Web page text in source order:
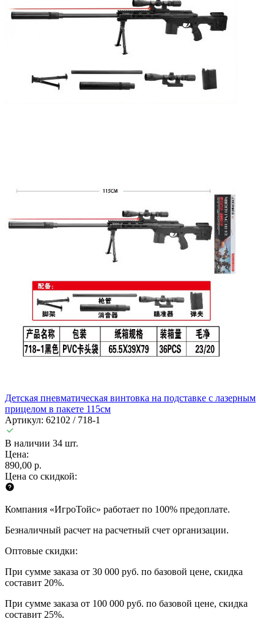
Детская пневматическая винтовка на подставке с лазерным
прицелом в пакете 115см
Артикул: 62102 / 718-1
В наличии 34 шт.
Цена:
890,00 р.
Цена со скидкой:
Компания «ИгроТойс» работает по 100% предоплате.
Безналичный расчет на расчетный счет организации.
Оптовые скидки:
При сумме заказа от 30 000 руб. по базовой цене, скидка
составит 20%.
При сумме заказа от 100 000 руб. по базовой цене, скидка
составит 25%.